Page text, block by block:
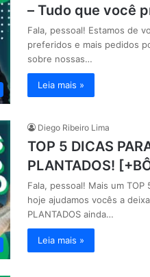
– Tudo que você
Fala, pessoal! Estamos de
preferidos e mais pedidos
sobre nossas…
Leia mais »
Diego Ribeiro Lima
TOP 5 DICAS
PLANTADOS!
Fala, pessoal! Mais um
hoje ajudamos vocês a
PLANTADOS ainda…
Leia mais »